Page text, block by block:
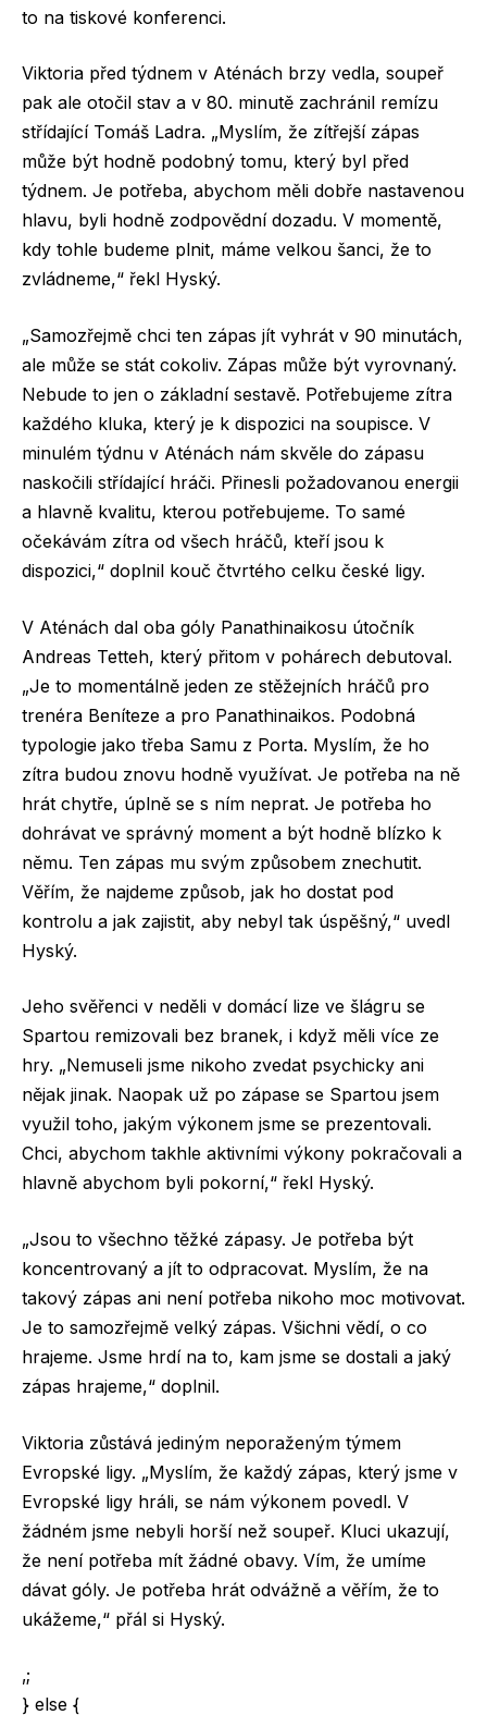
to na tiskové konferenci.
Viktoria před týdnem v Aténách brzy vedla, soupeř
pak ale otočil stav a v 80. minutě zachránil remízu
střídající Tomáš Ladra. „Myslím, že zítřejší zápas
může být hodně podobný tomu, který byl před
týdnem. Je potřeba, abychom měli dobře nastavenou
hlavu, byli hodně zodpovědní dozadu. V momentě,
kdy tohle budeme plnit, máme velkou šanci, že to
zvládneme,“ řekl Hyský.
„Samozřejmě chci ten zápas jít vyhrát v 90 minutách,
ale může se stát cokoliv. Zápas může být vyrovnaný.
Nebude to jen o základní sestavě. Potřebujeme zítra
každého kluka, který je k dispozici na soupisce. V
minulém týdnu v Aténách nám skvěle do zápasu
naskočili střídající hráči. Přinesli požadovanou energii
a hlavně kvalitu, kterou potřebujeme. To samé
očekávám zítra od všech hráčů, kteří jsou k
dispozici,“ doplnil kouč čtvrtého celku české ligy.
V Aténách dal oba góly Panathinaikosu útočník
Andreas Tetteh, který přitom v pohárech debutoval.
„Je to momentálně jeden ze stěžejních hráčů pro
trenéra Beníteze a pro Panathinaikos. Podobná
typologie jako třeba Samu z Porta. Myslím, že ho
zítra budou znovu hodně využívat. Je potřeba na ně
hrát chytře, úplně se s ním neprat. Je potřeba ho
dohrávat ve správný moment a být hodně blízko k
němu. Ten zápas mu svým způsobem znechutit.
Věřím, že najdeme způsob, jak ho dostat pod
kontrolu a jak zajistit, aby nebyl tak úspěšný,“ uvedl
Hyský.
Jeho svěřenci v neděli v domácí lize ve šlágru se
Spartou remizovali bez branek, i když měli více ze
hry. „Nemuseli jsme nikoho zvedat psychicky ani
nějak jinak. Naopak už po zápase se Spartou jsem
využil toho, jakým výkonem jsme se prezentovali.
Chci, abychom takhle aktivními výkony pokračovali a
hlavně abychom byli pokorní,“ řekl Hyský.
„Jsou to všechno těžké zápasy. Je potřeba být
koncentrovaný a jít to odpracovat. Myslím, že na
takový zápas ani není potřeba nikoho moc motivovat.
Je to samozřejmě velký zápas. Všichni vědí, o co
hrajeme. Jsme hrdí na to, kam jsme se dostali a jaký
zápas hrajeme,“ doplnil.
Viktoria zůstává jediným neporaženým týmem
Evropské ligy. „Myslím, že každý zápas, který jsme v
Evropské ligy hráli, se nám výkonem povedl. V
žádném jsme nebyli horší než soupeř. Kluci ukazují,
že není potřeba mít žádné obavy. Vím, že umíme
dávat góly. Je potřeba hrát odvážně a věřím, že to
ukážeme,“ přál si Hyský.
‚;
} else {